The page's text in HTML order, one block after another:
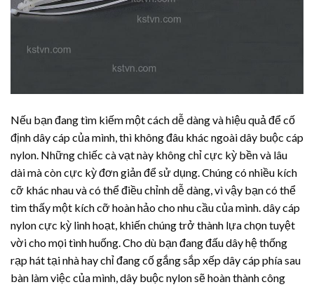
Nếu bạn đang tìm kiếm một cách dễ dàng và hiệu quả để cố
định dây cáp của mình, thì không đâu khác ngoài dây buộc cáp
nylon. Những chiếc cà vạt này không chỉ cực kỳ bền và lâu
dài mà còn cực kỳ đơn giản để sử dụng. Chúng có nhiều kích
cỡ khác nhau và có thể điều chỉnh dễ dàng, vì vậy bạn có thể
tìm thấy một kích cỡ hoàn hảo cho nhu cầu của mình. dây cáp
nylon cực kỳ linh hoạt, khiến chúng trở thành lựa chọn tuyệt
vời cho mọi tình huống. Cho dù bạn đang đấu dây hệ thống
rạp hát tại nhà hay chỉ đang cố gắng sắp xếp dây cáp phía sau
bàn làm việc của mình, dây buộc nylon sẽ hoàn thành công